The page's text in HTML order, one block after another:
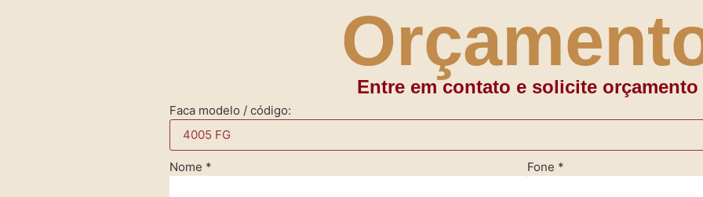
Entre em contato e solicite orçamento
Faca modelo / código:
Nome * Fone *